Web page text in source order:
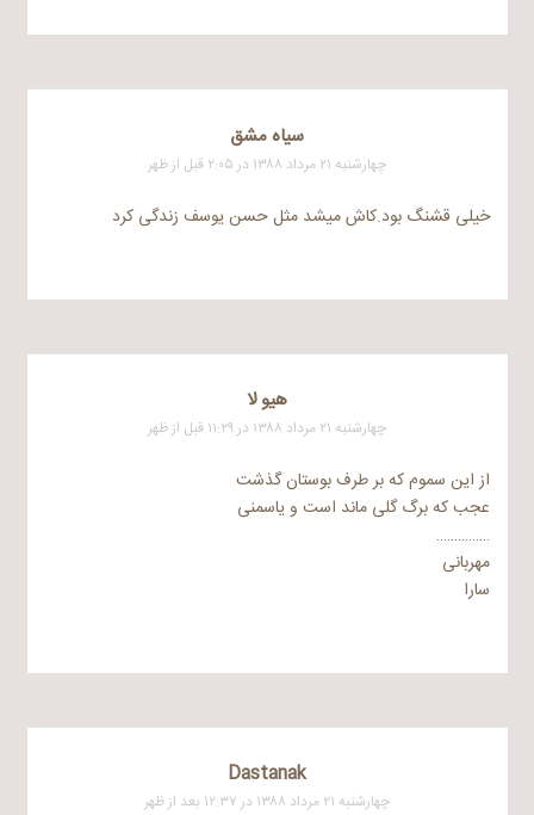
سیاه مشق
چهارشنبه ۲۱ مرداد ۱۳۸۸ در ۲:۰۵ قبل از ظهر
خیلی‌ قشنگ بود.کاش میشد مثل حسن یوسف زندگی‌ کرد
هیو لا
چهارشنبه ۲۱ مرداد ۱۳۸۸ در ۱۱:۲۹ قبل از ظهر
از این سموم که بر طرف بوستان گذشت
عجب که برگ گلی ماند است و یاسمنی
……………
مهربانی
سارا
Dastanak
چهارشنبه ۲۱ مرداد ۱۳۸۸ در ۱۲:۳۷ بعد از ظهر